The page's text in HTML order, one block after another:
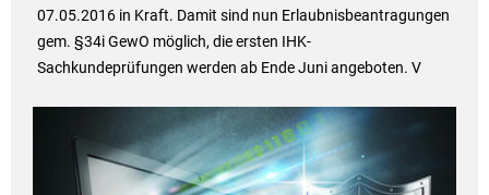
07.05.2016 in Kraft. Damit sind nun Erlaubnisbeantragungen
gem. §34i GewO möglich, die ersten IHK-
Sachkundeprüfungen werden ab Ende Juni angeboten. V